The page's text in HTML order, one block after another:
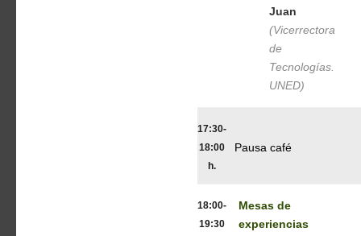
Juan
(Vicerrectora
de
Tecnologías.
UNED)
17:30-
18:00
h.
Pausa café
18:00-
19:30
Mesas de
experiencias